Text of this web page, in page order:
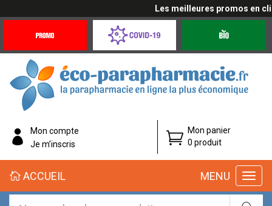
Les meilleures promos en
Offres
Coronavirus
éco-
parapharmacie.fr
éco-
parapharmacie.fr
Mon compte
Je m’inscris
Mon panier
0 produit
MENU
ACCUEIL